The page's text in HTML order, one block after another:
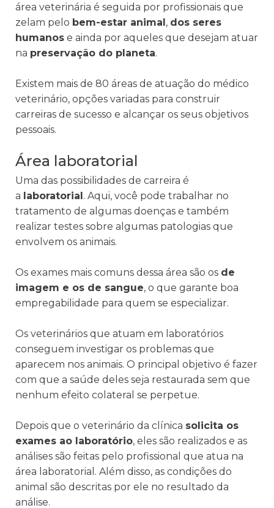
área veterinária é seguida por profissionais que
zelam pelo bem-estar animal, dos seres
humanos e ainda por aqueles que desejam atuar
na preservação do planeta.
Existem mais de 80 áreas de atuação do médico
veterinário, opções variadas para construir
carreiras de sucesso e alcançar os seus objetivos
pessoais.
Área laboratorial
Uma das possibilidades de carreira é
a laboratorial. Aqui, você pode trabalhar no
tratamento de algumas doenças e também
realizar testes sobre algumas patologias que
envolvem os animais.
Os exames mais comuns dessa área são os de
imagem e os de sangue, o que garante boa
empregabilidade para quem se especializar.
Os veterinários que atuam em laboratórios
conseguem investigar os problemas que
aparecem nos animais. O principal objetivo é fazer
com que a saúde deles seja restaurada sem que
nenhum efeito colateral se perpetue.
Depois que o veterinário da clínica solicita os
exames ao laboratório, eles são realizados e as
análises são feitas pelo profissional que atua na
área laboratorial. Além disso, as condições do
animal são descritas por ele no resultado da
análise.